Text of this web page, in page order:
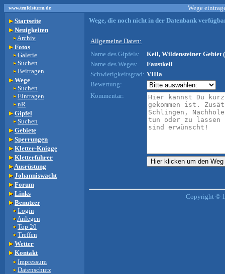
www.teufelsturm.de
Wege
Startseite
Neuigkeiten
Archiv
Fotos
Galerie
Suchen
Beitragen
Wege
Suchen
Eintragen
nR
Gipfel
Suchen
Gebiete
Sperrungen
Kletter-Knigge
Kletterführer
Ausrüstung
Johanniswacht
Forum
Links
Benutzer
Login
Anlegen
Top 20
Treffen
Wetter
Kontakt
Impressum
Datenschutz
Wege, die noch nicht in der Datenbank
Allgemeine Daten:
Name des Gipfels:
Keil, Wildensteiner Gebiet
Name des Weges:
Faustkeil
Schwierigkeitsgrad: VIIIa
Bewertung:
Kommentar:
Copyright ©